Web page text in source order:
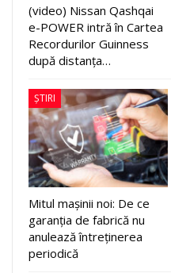
(video) Nissan Qashqai
e-POWER intră în Cartea
Recordurilor Guinness
după distanța…
ȘTIRI
Mitul mașinii noi: De ce
garanția de fabrică nu
anulează întreținerea
periodică